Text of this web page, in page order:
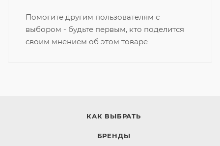
Помогите другим пользователям с
выбором - будьте первым, кто поделится
своим мнением об этом товаре
КАК ВЫБРАТЬ
БРЕНДЫ